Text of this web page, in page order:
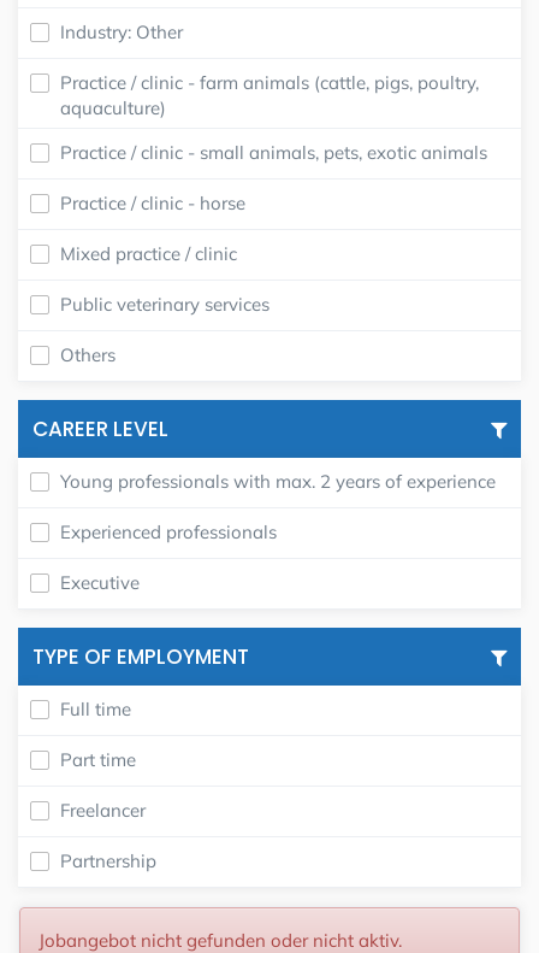
Industry: Other
Practice / clinic - farm animals (cattle, pigs, poultry,
aquaculture)
Practice / clinic - small animals, pets, exotic animals
Practice / clinic - horse
Mixed practice / clinic
Public veterinary services
Others
CAREER LEVEL
Young professionals with max. 2 years of experience
Experienced professionals
Executive
TYPE OF EMPLOYMENT
Full time
Part time
Freelancer
Partnership
Jobangebot nicht gefunden oder nicht aktiv.